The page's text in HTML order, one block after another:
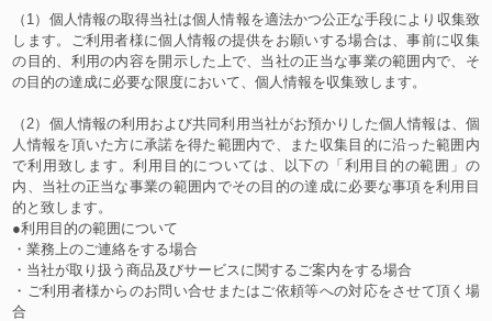
（1）個人情報の取得当社は個人情報を適法かつ公正な手段により収集致
します。ご利用者様に個人情報の提供をお願いする場合は、事前に収集
の目的、利用の内容を開示した上で、当社の正当な事業の範囲内で、そ
の目的の達成に必要な限度において、個人情報を収集致します。
（2）個人情報の利用および共同利用当社がお預かりした個人情報は、個
人情報を頂いた方に承諾を得た範囲内で、また収集目的に沿った範囲内
で利用致します。利用目的については、以下の「利用目的の範囲」の
内、当社の正当な事業の範囲内でその目的の達成に必要な事項を利用目
的と致します。
●利用目的の範囲について
・業務上のご連絡をする場合
・当社が取り扱う商品及びサービスに関するご案内をする場合
・ご利用者様からのお問い合せまたはご依頼等への対応をさせて頂く場
合